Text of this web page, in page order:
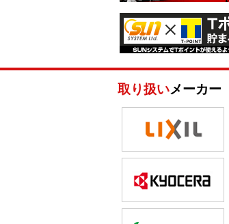
取り扱いメーカー